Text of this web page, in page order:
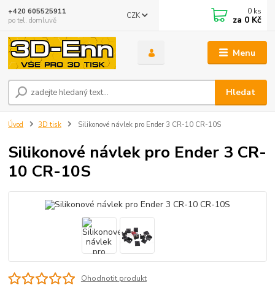
Menu
CZK
Hledat
+420 605525911
po tel. domluvě
0 ks
za 0 Kč
Úvod 3D tisk Silikonové návlek pro Ender 3 CR-10 CR-10S
Silikonové návlek pro Ender 3 CR-
10 CR-10S
Ohodnotit produkt